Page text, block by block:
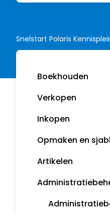
Snelstart Polaris
Boekhouden
Boekhouden
Aangifte
Boekjaar
Margeregeling
Verkopen
Klanten
Kassa
Factureren
Inkopen
Leveranciers
InControle
Opmaken en
Artikelen
Artikelbeheer